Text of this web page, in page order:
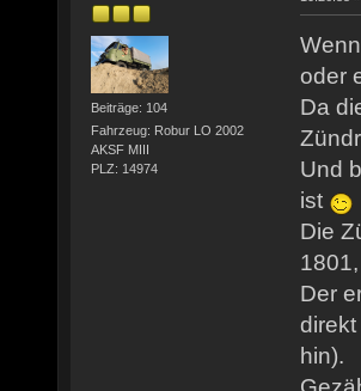
Beiträge: 104
Fahrzeug: Robur LO 2002
AKSF MIII
PLZ: 14974
oder
Da
Und
ist
Die
Der
hin).